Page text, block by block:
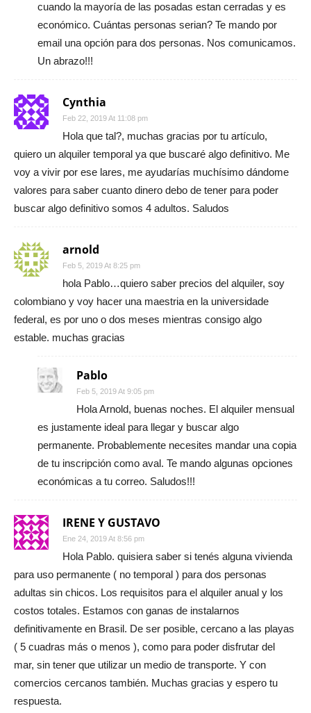
cuando la mayoría de las posadas estan cerradas y es
económico. Cuántas personas serian? Te mando por
email una opción para dos personas. Nos comunicamos.
Un abrazo!!!
Cynthia
Feb 22, 2019 At 11:08 pm
Hola que tal?, muchas gracias por tu artículo,
quiero un alquiler temporal ya que buscaré algo definitivo. Me
voy a vivir por ese lares, me ayudarías muchísimo dándome
valores para saber cuanto dinero debo de tener para poder
buscar algo definitivo somos 4 adultos. Saludos
arnold
Feb 5, 2019 At 8:25 pm
hola Pablo…quiero saber precios del alquiler, soy
colombiano y voy hacer una maestria en la universidade
federal, es por uno o dos meses mientras consigo algo
estable. muchas gracias
Pablo
Feb 5, 2019 At 9:05 pm
Hola Arnold, buenas noches. El alquiler mensual
es justamente ideal para llegar y buscar algo
permanente. Probablemente necesites mandar una copia
de tu inscripción como aval. Te mando algunas opciones
económicas a tu correo. Saludos!!!
IRENE Y GUSTAVO
Ene 24, 2019 At 8:56 pm
Hola Pablo. quisiera saber si tenés alguna vivienda
para uso permanente ( no temporal ) para dos personas
adultas sin chicos. Los requisitos para el alquiler anual y los
costos totales. Estamos con ganas de instalarnos
definitivamente en Brasil. De ser posible, cercano a las playas
( 5 cuadras más o menos ), como para poder disfrutar del
mar, sin tener que utilizar un medio de transporte. Y con
comercios cercanos también. Muchas gracias y espero tu
respuesta.